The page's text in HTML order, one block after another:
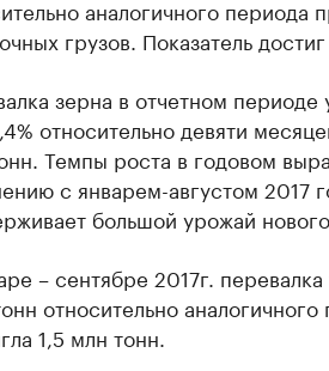
аналогичного периода
грузов. Показатель
зерна в отчетном периоде
относительно девяти
Темпы роста в годовом
с январем-августом 2017
большой урожай
– сентябре 2017г.
относительно
1,5 млн тонн.